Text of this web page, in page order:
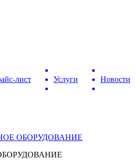
лист Услуги Новости
ОБОРУДОВАНИЕ